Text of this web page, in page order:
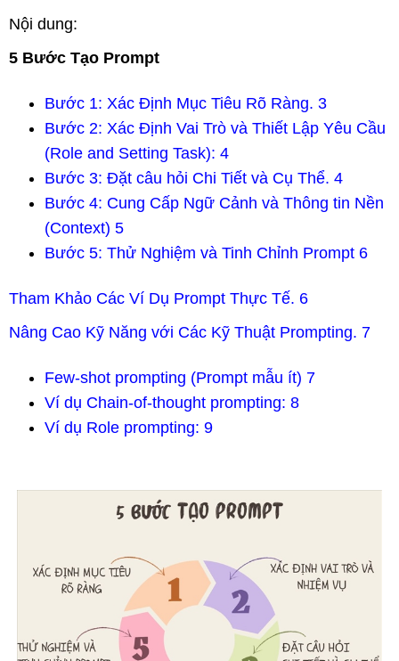
Nội dung:
5 Bước Tạo Prompt
Bước 1: Xác Định Mục Tiêu Rõ Ràng. 3
Bước 2: Xác Định Vai Trò và Thiết Lập Yêu Cầu
(Role and Setting Task): 4
Bước 3: Đặt câu hỏi Chi Tiết và Cụ Thể. 4
Bước 4: Cung Cấp Ngữ Cảnh và Thông tin Nền
(Context) 5
Bước 5: Thử Nghiệm và Tinh Chỉnh Prompt 6
Tham Khảo Các Ví Dụ Prompt Thực Tế. 6
Nâng Cao Kỹ Năng với Các Kỹ Thuật Prompting. 7
Few-shot prompting (Prompt mẫu ít) 7
Ví dụ Chain-of-thought prompting: 8
Ví dụ Role prompting: 9